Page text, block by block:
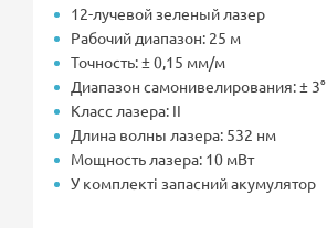
12-лучевой зеленый лазер
Рабочий диапазон: 25 м
Точность: ± 0,15 мм/м
Диапазон самонивелирования: ± 3°
Класс лазера: II
Длина волны лазера: 532 нм
Мощность лазера: 10 мВт
У комплекті запасний акумулятор